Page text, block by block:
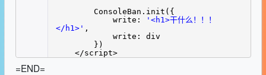
ConsoleBan.init({
write:
'<h1>干什么！！！
</h1>' ,
write: div
})
</script>
=END=